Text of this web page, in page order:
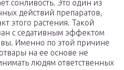
сонливость. Это один из
действий препаратов,
этого растения. Такой
с седативным эффектом
Именно по этой причине
на ее основе не
людям ответственных